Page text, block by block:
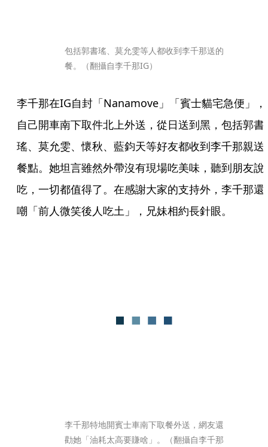
包括郭書瑤、莫允雯等人都收到李千那送的
餐。（翻攝自李千那IG）
李千那在IG自封「Nanamove」「賓士貓宅急便」，
自己開車南下取件北上外送，從日送到黑，包括郭書
瑤、莫允雯、懷秋、藍鈞天等好友都收到李千那親送
餐點。她坦言雖然外帶沒有現場吃美味，聽到朋友說
吃，一切都值得了。在感謝大家的支持外，李千那還
嘲「前人微笑後人吃土」，兄妹相約長針眼。
李千那特地開賓士車南下取餐外送，網友還
勸她「油耗太高要賺啥」。（翻攝自李千那